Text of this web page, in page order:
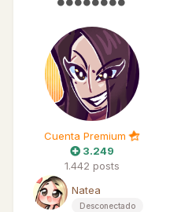
Cuenta Premium
3.249
1.442 posts
Natea
Desconectado